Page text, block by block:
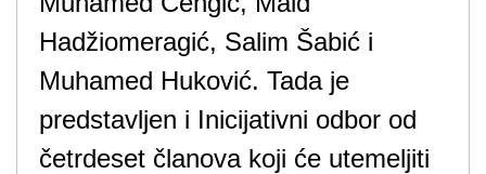
Hadžiomeragić, Salim Šabić i
Muhamed Huković. Tada je
predstavljen i Inicijativni odbor od
četrdeset članova koji će utemeljiti